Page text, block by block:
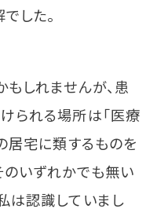
した。
しれませんが、患
られる場所は「医療
居宅に類するものを
のいずれかでも無い
は認識していまし